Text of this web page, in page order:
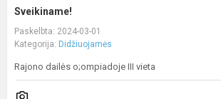
Sveikiname!
Paskelbta: 2024-03-01
Kategorija: Didžiuojamės
Rajono dailės o;ompiadoje III vieta